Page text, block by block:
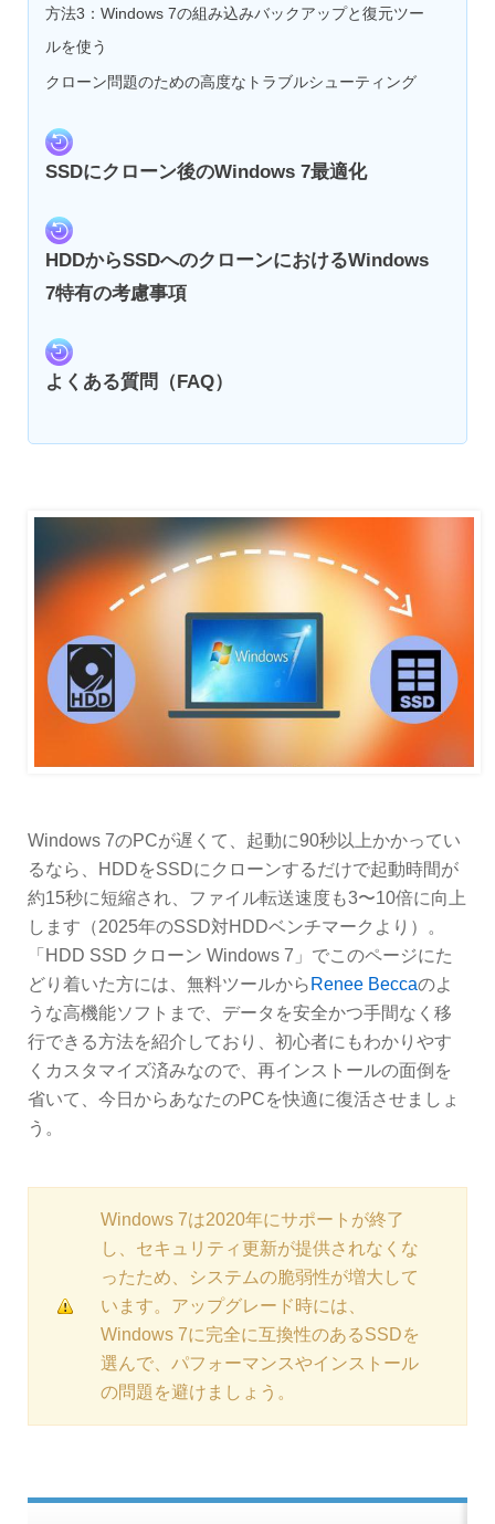
方法3：Windows 7の組み込みバックアップと復元ツー
ルを使う
クローン問題のための高度なトラブルシューティング
SSDにクローン後のWindows 7最適化
HDDからSSDへのクローンにおけるWindows
7特有の考慮事項
よくある質問（FAQ）
Windows 7のPCが遅くて、起動に90秒以上かかってい
るなら、HDDをSSDにクローンするだけで起動時間が
約15秒に短縮され、ファイル転送速度も3〜10倍に向上
します（2025年のSSD対HDDベンチマークより）。
「HDD SSD クローン Windows 7」でこのページにた
どり着いた方には、無料ツールから Renee Beccaのよ
うな高機能ソフトまで、データを安全かつ手間なく移
行できる方法を紹介しており、初心者にもわかりやす
くカスタマイズ済みなので、再インストールの面倒を
省いて、今日からあなたのPCを快適に復活させましょ
う。
Windows 7は2020年にサポートが終了
し、セキュリティ更新が提供されなくな
ったため、システムの脆弱性が増大して
います。アップグレード時には、
Windows 7に完全に互換性のあるSSDを
選んで、パフォーマンスやインストール
の問題を避けましょう。